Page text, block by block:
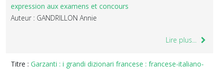
expression aux examens et concours
Auteur : GANDRILLON Annie
Lire plus...
Titre : Garzanti : i grandi dizionari francese : francese-italiano-